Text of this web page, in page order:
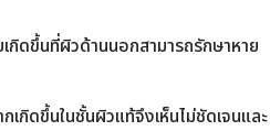
กิดขึ้นที่ผิวด้านนอกสามารถรักษาหาย
กิดขึ้นในชั้นผิวแท้จึงเห็นไม่ชัดเจนและ